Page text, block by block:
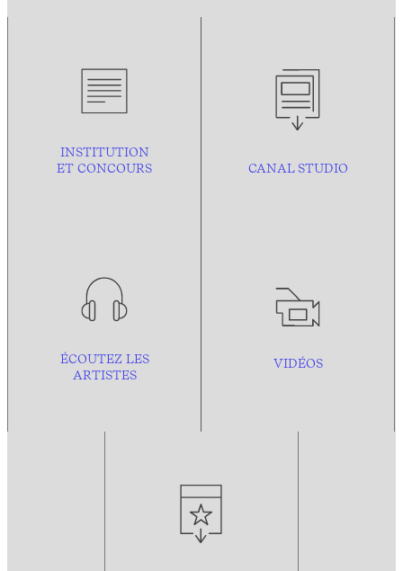
INSTITUTION
ET CONCOURS
CANAL STUDIO
ÉCOUTEZ LES
ARTISTES
VIDÉOS